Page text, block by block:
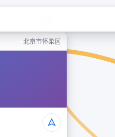
北京市怀柔区